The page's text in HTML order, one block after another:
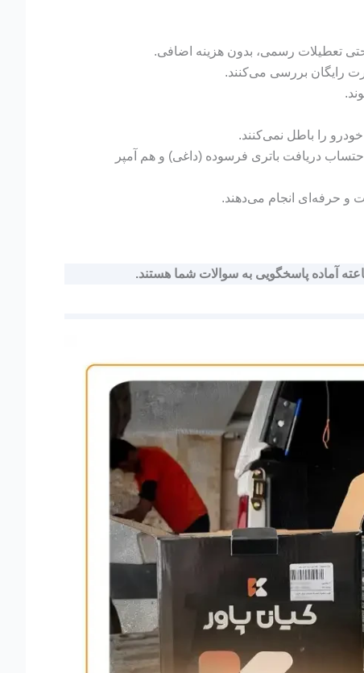
تعطیلات رسمی، بدون هزینه اضافی.
رایگان بررسی می‌کنند.
را باطل نمی‌کنند.
دریافت باتری فرسوده (داغی) و هم آمپر
و حرفه‌ای انجام می‌دهند.